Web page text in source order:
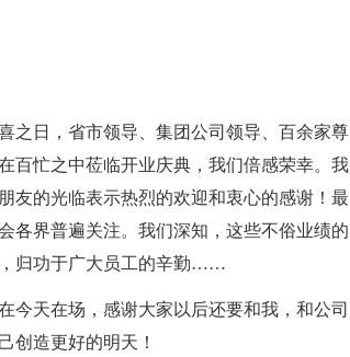
之日，省市领导、集团公司领导、百余家尊
百忙之中莅临开业庆典，我们倍感荣幸。我
友的光临表示热烈的欢迎和衷心的感谢！最
各界普遍关注。我们深知，这些不俗业绩的
归功于广大员工的辛勤……
今天在场，感谢大家以后还要和我，和公司
创造更好的明天！